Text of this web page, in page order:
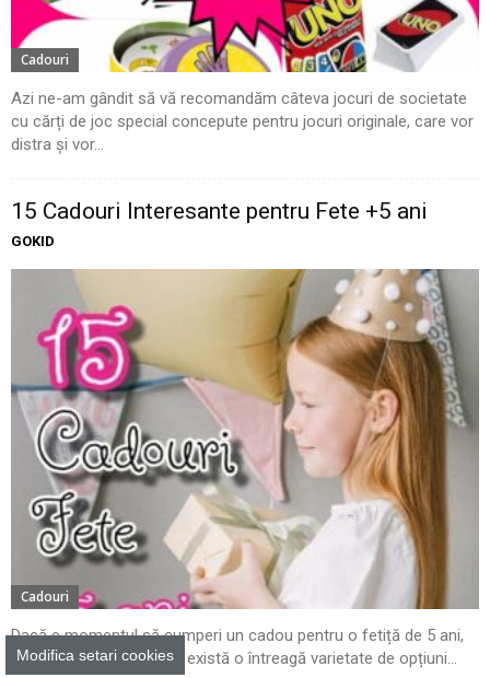
Cadouri
Azi ne-am gândit să vă recomandăm câteva jocuri de societate
cu cărți de joc special concepute pentru jocuri originale, care vor
distra și vor...
15 Cadouri Interesante pentru Fete +5 ani
GOKID
Cadouri
Dacă e momentul să cumperi un cadou pentru o fetiță de 5 ani,
nu trebuie să-ți faci griji, există o întreagă varietate de opțiuni...
Modifica setari cookies